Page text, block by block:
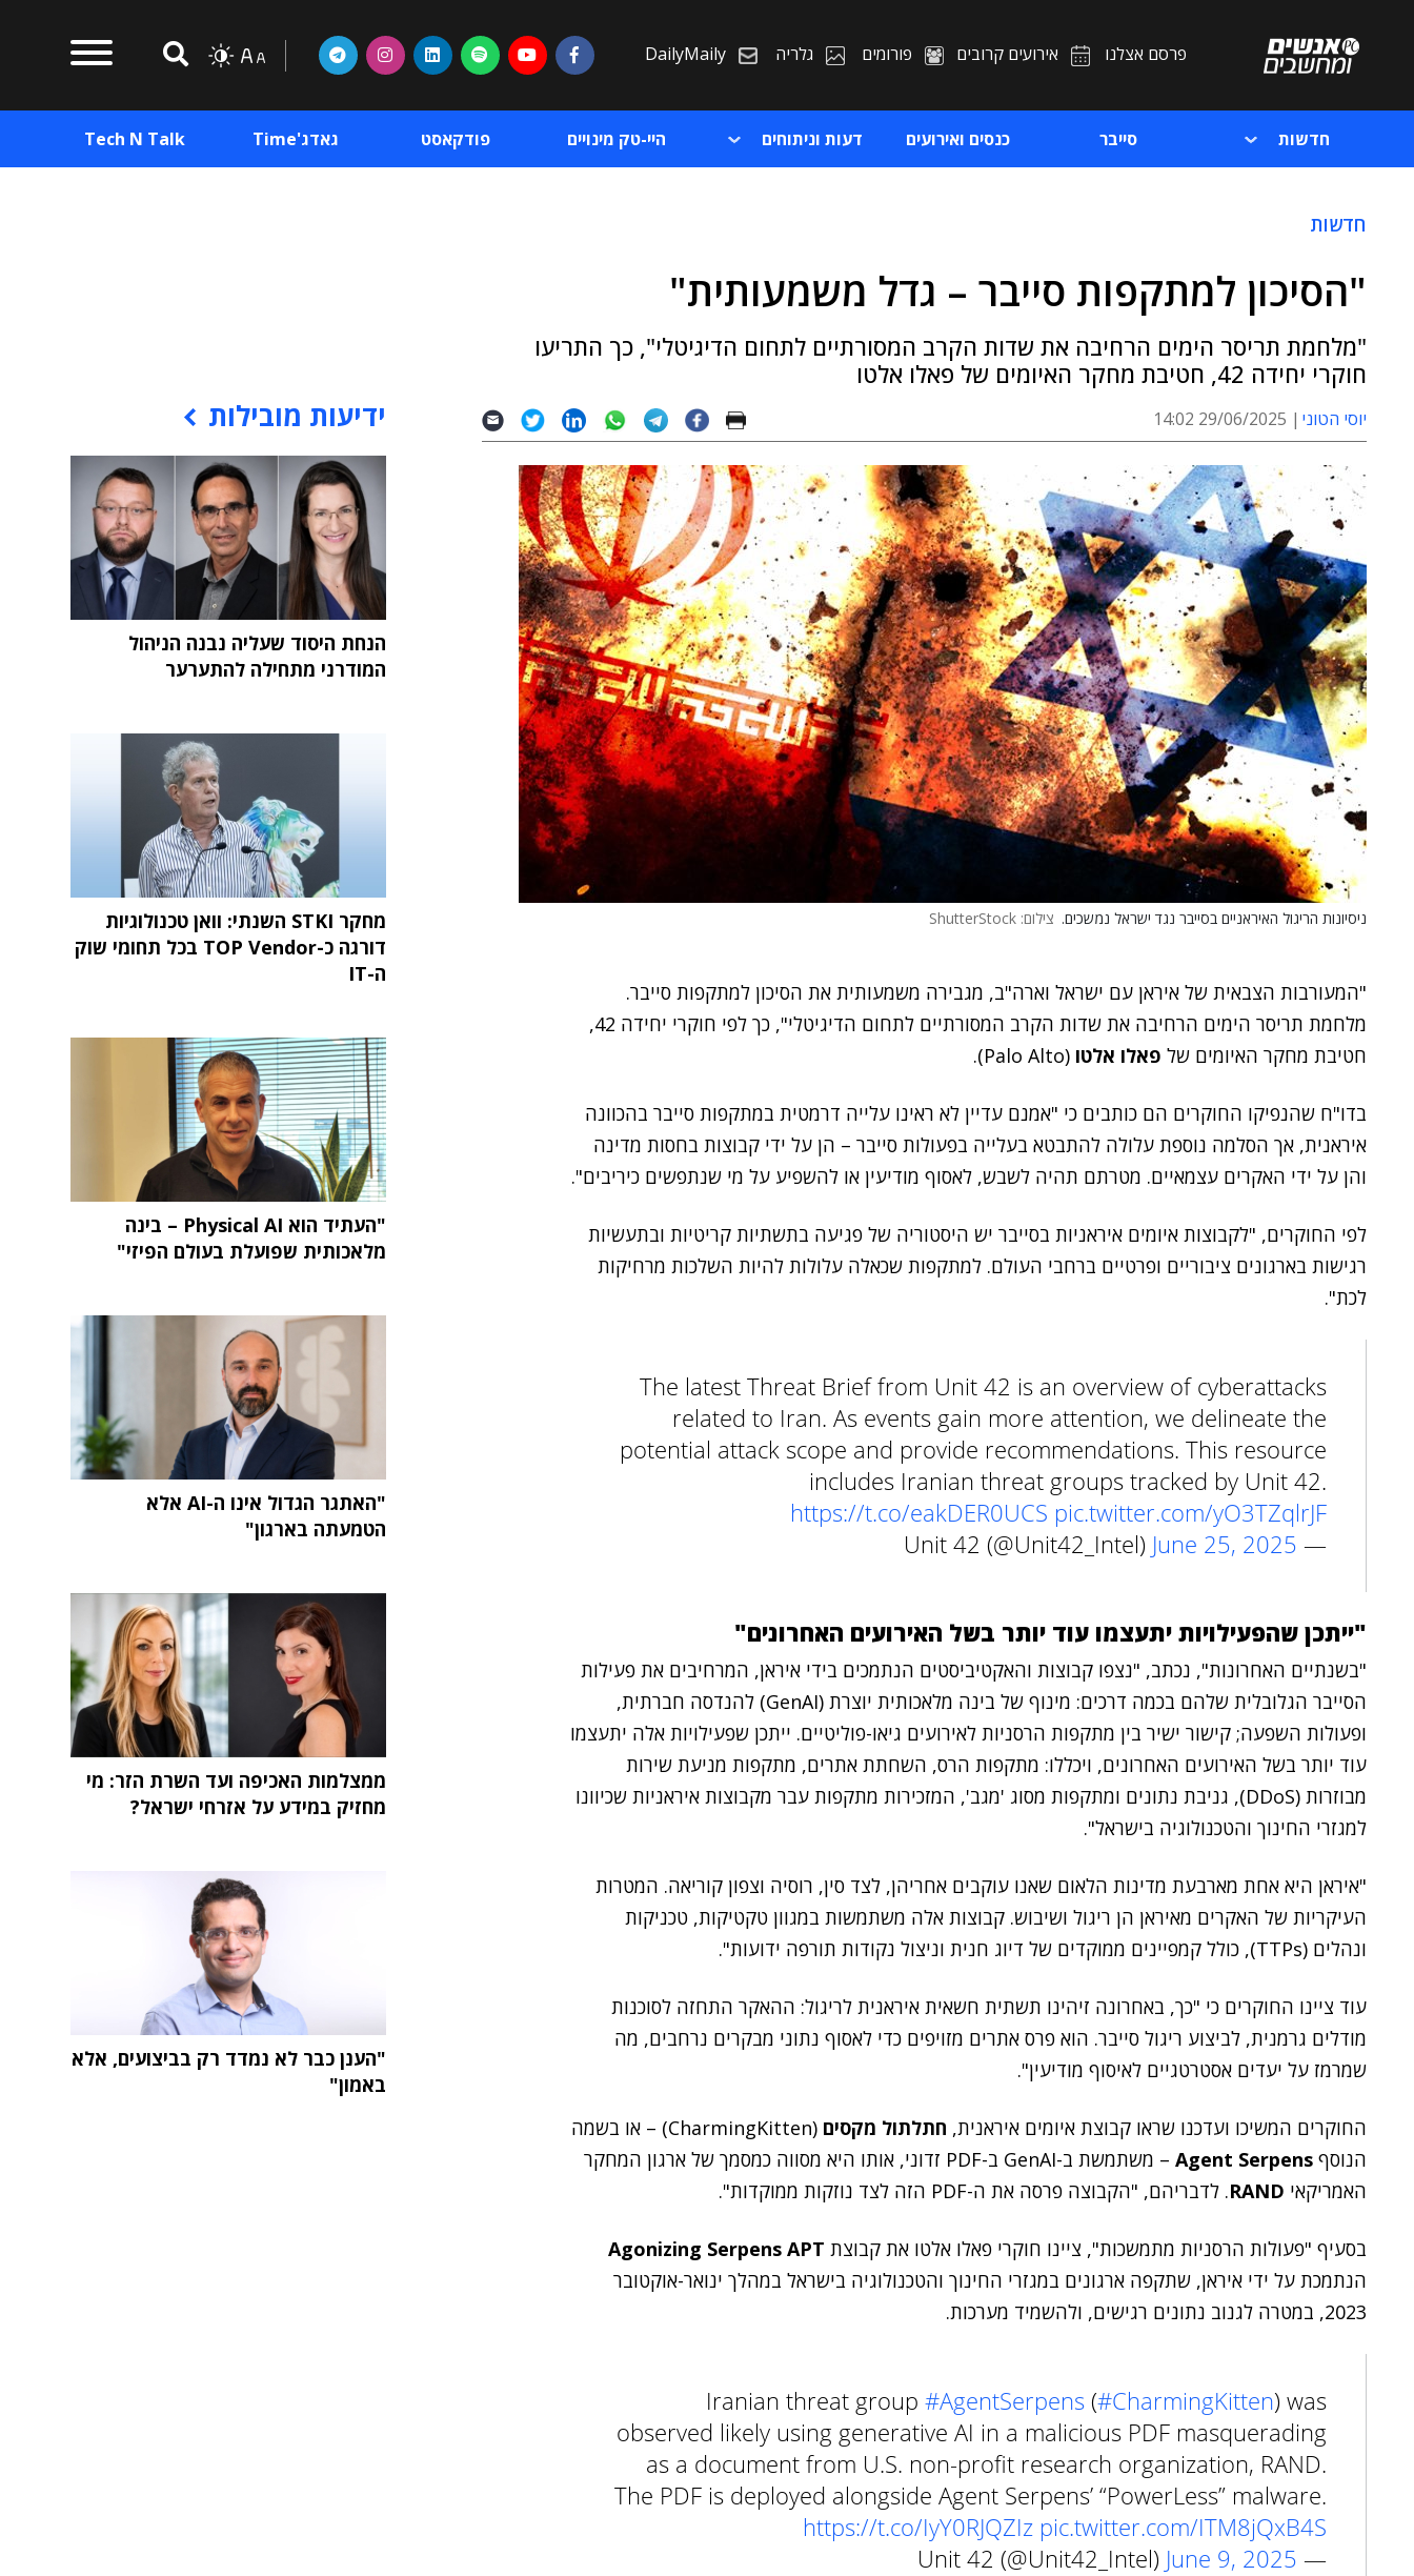
פרסם אצלנו אירועים קרובים פורומים גלריה DailyMaily
חדשות סייבר כנסים ואירועים דעות וניתוחים היי-טק מינויים פודקאסט גאדג'Time Tech N Talk
חדשות
"הסיכון למתקפות סייבר – גדל משמעותית"
"מלחמת תריסר הימים הרחיבה את שדות הקרב המסורתיים לתחום הדיגיטלי", כך התריעו
חוקרי יחידה 42, חטיבת מחקר האיומים של פאלו אלטו
יוסי הטוני 29/06/2025 14:02
ניסיונות הריגול האיראניים בסייבר נגד ישראל נמשכים. צילום: ShutterStock
"המעורבות הצבאית של איראן עם ישראל וארה"ב, מגבירה משמעותית את הסיכון למתקפות סייבר.
מלחמת תריסר הימים הרחיבה את שדות הקרב המסורתיים לתחום הדיגיטלי", כך לפי חוקרי יחידה 42,
חטיבת מחקר האיומים של פאלו אלטו (Palo Alto).
בדו"ח שהנפיקו החוקרים הם כותבים כי "אמנם עדיין לא ראינו עלייה דרמטית במתקפות סייבר בהכוונה
איראנית, אך הסלמה נוספת עלולה להתבטא בעלייה בפעולות סייבר – הן על ידי קבוצות בחסות מדינה
והן על ידי האקרים עצמאיים. מטרתם תהיה לשבש, לאסוף מודיעין או להשפיע על מי שנתפשים כיריבים".
לפי החוקרים, "לקבוצות איומים איראניות בסייבר יש היסטוריה של פגיעה בתשתיות קריטיות ובתעשיות
רגישות בארגונים ציבוריים ופרטיים ברחבי העולם. למתקפות שכאלה עלולות להיות השלכות מרחיקות
לכת".
The latest Threat Brief from Unit 42 is an overview of cyberattacks
related to Iran. As events gain more attention, we delineate the
potential attack scope and provide recommendations. This resource
includes Iranian threat groups tracked by Unit 42.
https://t.co/eakDER0UCS pic.twitter.com/yO3TZqlrJF
— Unit 42 (@Unit42_Intel)
June 25, 2025
"ייתכן שהפעילויות יתעצמו עוד יותר בשל האירועים האחרונים"
"בשנתיים האחרונות", נכתב, "נצפו קבוצות והאקטיביסטים הנתמכים בידי איראן, המרחיבים את פעילות
הסייבר הגלובלית שלהם בכמה דרכים: מינוף של בינה מלאכותית יוצרת (GenAI) להנדסה חברתית,
ופעולות השפעה; קישור ישיר בין מתקפות הרסניות לאירועים גיאו-פוליטיים. ייתכן שפעילויות אלה יתעצמו
עוד יותר בשל האירועים האחרונים, ויכללו: מתקפות הרס, השחתת אתרים, מתקפות מניעת שירות
מבוזרות (DDoS), גניבת נתונים ומתקפות מסוג 'מגב', המזכירות מתקפות עבר מקבוצות איראניות שכיוונו
למגזרי החינוך והטכנולוגיה בישראל".
"איראן היא אחת מארבעת מדינות הלאום שאנו עוקבים אחריהן, לצד סין, רוסיה וצפון קוריאה. המטרות
העיקריות של האקרים מאיראן הן ריגול ושיבוש. קבוצות אלה משתמשות במגוון טקטיקות, טכניקות
ונהלים (TTPs), כולל קמפיינים ממוקדים של דיוג חנית וניצול נקודות תורפה ידועות".
עוד ציינו החוקרים כי "כך, באחרונה זיהינו תשתית חשאית איראנית לריגול: ההאקר התחזה לסוכנות
מודלים גרמנית, לביצוע ריגול סייבר. הוא פרס אתרים מזויפים כדי לאסוף נתוני מבקרים נרחבים, מה
שמרמז על יעדים אסטרטגיים לאיסוף מודיעין".
החוקרים המשיכו ועדכנו שראו קבוצת איומים איראנית, חתלתול מקסים
(CharmingKitten) – או בשמה
הנוסף Agent Serpens
– משתמשת ב-GenAI ב-PDF זדוני, אותו היא מסווה כמסמך של ארגון המחקר
האמריקאי RAND. לדבריהם, "הקבוצה פרסה את ה-PDF הזה לצד נוזקות ממוקדות".
בסעיף "פעולות הרסניות מתמשכות", ציינו חוקרי פאלו אלטו את קבוצת Agonizing Serpens APT
הנתמכת על ידי איראן, שתקפה ארגונים במגזרי החינוך והטכנולוגיה בישראל במהלך ינואר-אוקטובר
2023, במטרה לגנוב נתונים רגישים, ולהשמיד מערכות.
Iranian threat group #AgentSerpens (#CharmingKitten) was
observed likely using generative AI in a malicious PDF masquerading
as a document from U.S. non-profit research organization, RAND.
The PDF is deployed alongside Agent Serpens’ “PowerLess” malware.
https://t.co/IyY0RJQZIz pic.twitter.com/ITM8jQxB4S
— Unit 42 (@Unit42_Intel)
June 9, 2025
ידיעות מובילות
הנחת היסוד שעליה נבנה הניהול
המודרני מתחילה להתערער
מחקר STKI השנתי: וואן טכנולוגיות
דורגה כ-TOP Vendor בכל תחומי שוק
ה-IT
"העתיד הוא Physical AI – בינה
מלאכותית שפועלת בעולם הפיזי"
"האתגר הגדול אינו ה-AI אלא
הטמעתה בארגון"
ממצלמות האכיפה ועד השרת הזר: מי
מחזיק במידע על אזרחי ישראל?
"הענן כבר לא נמדד רק בביצועים, אלא
באמון"